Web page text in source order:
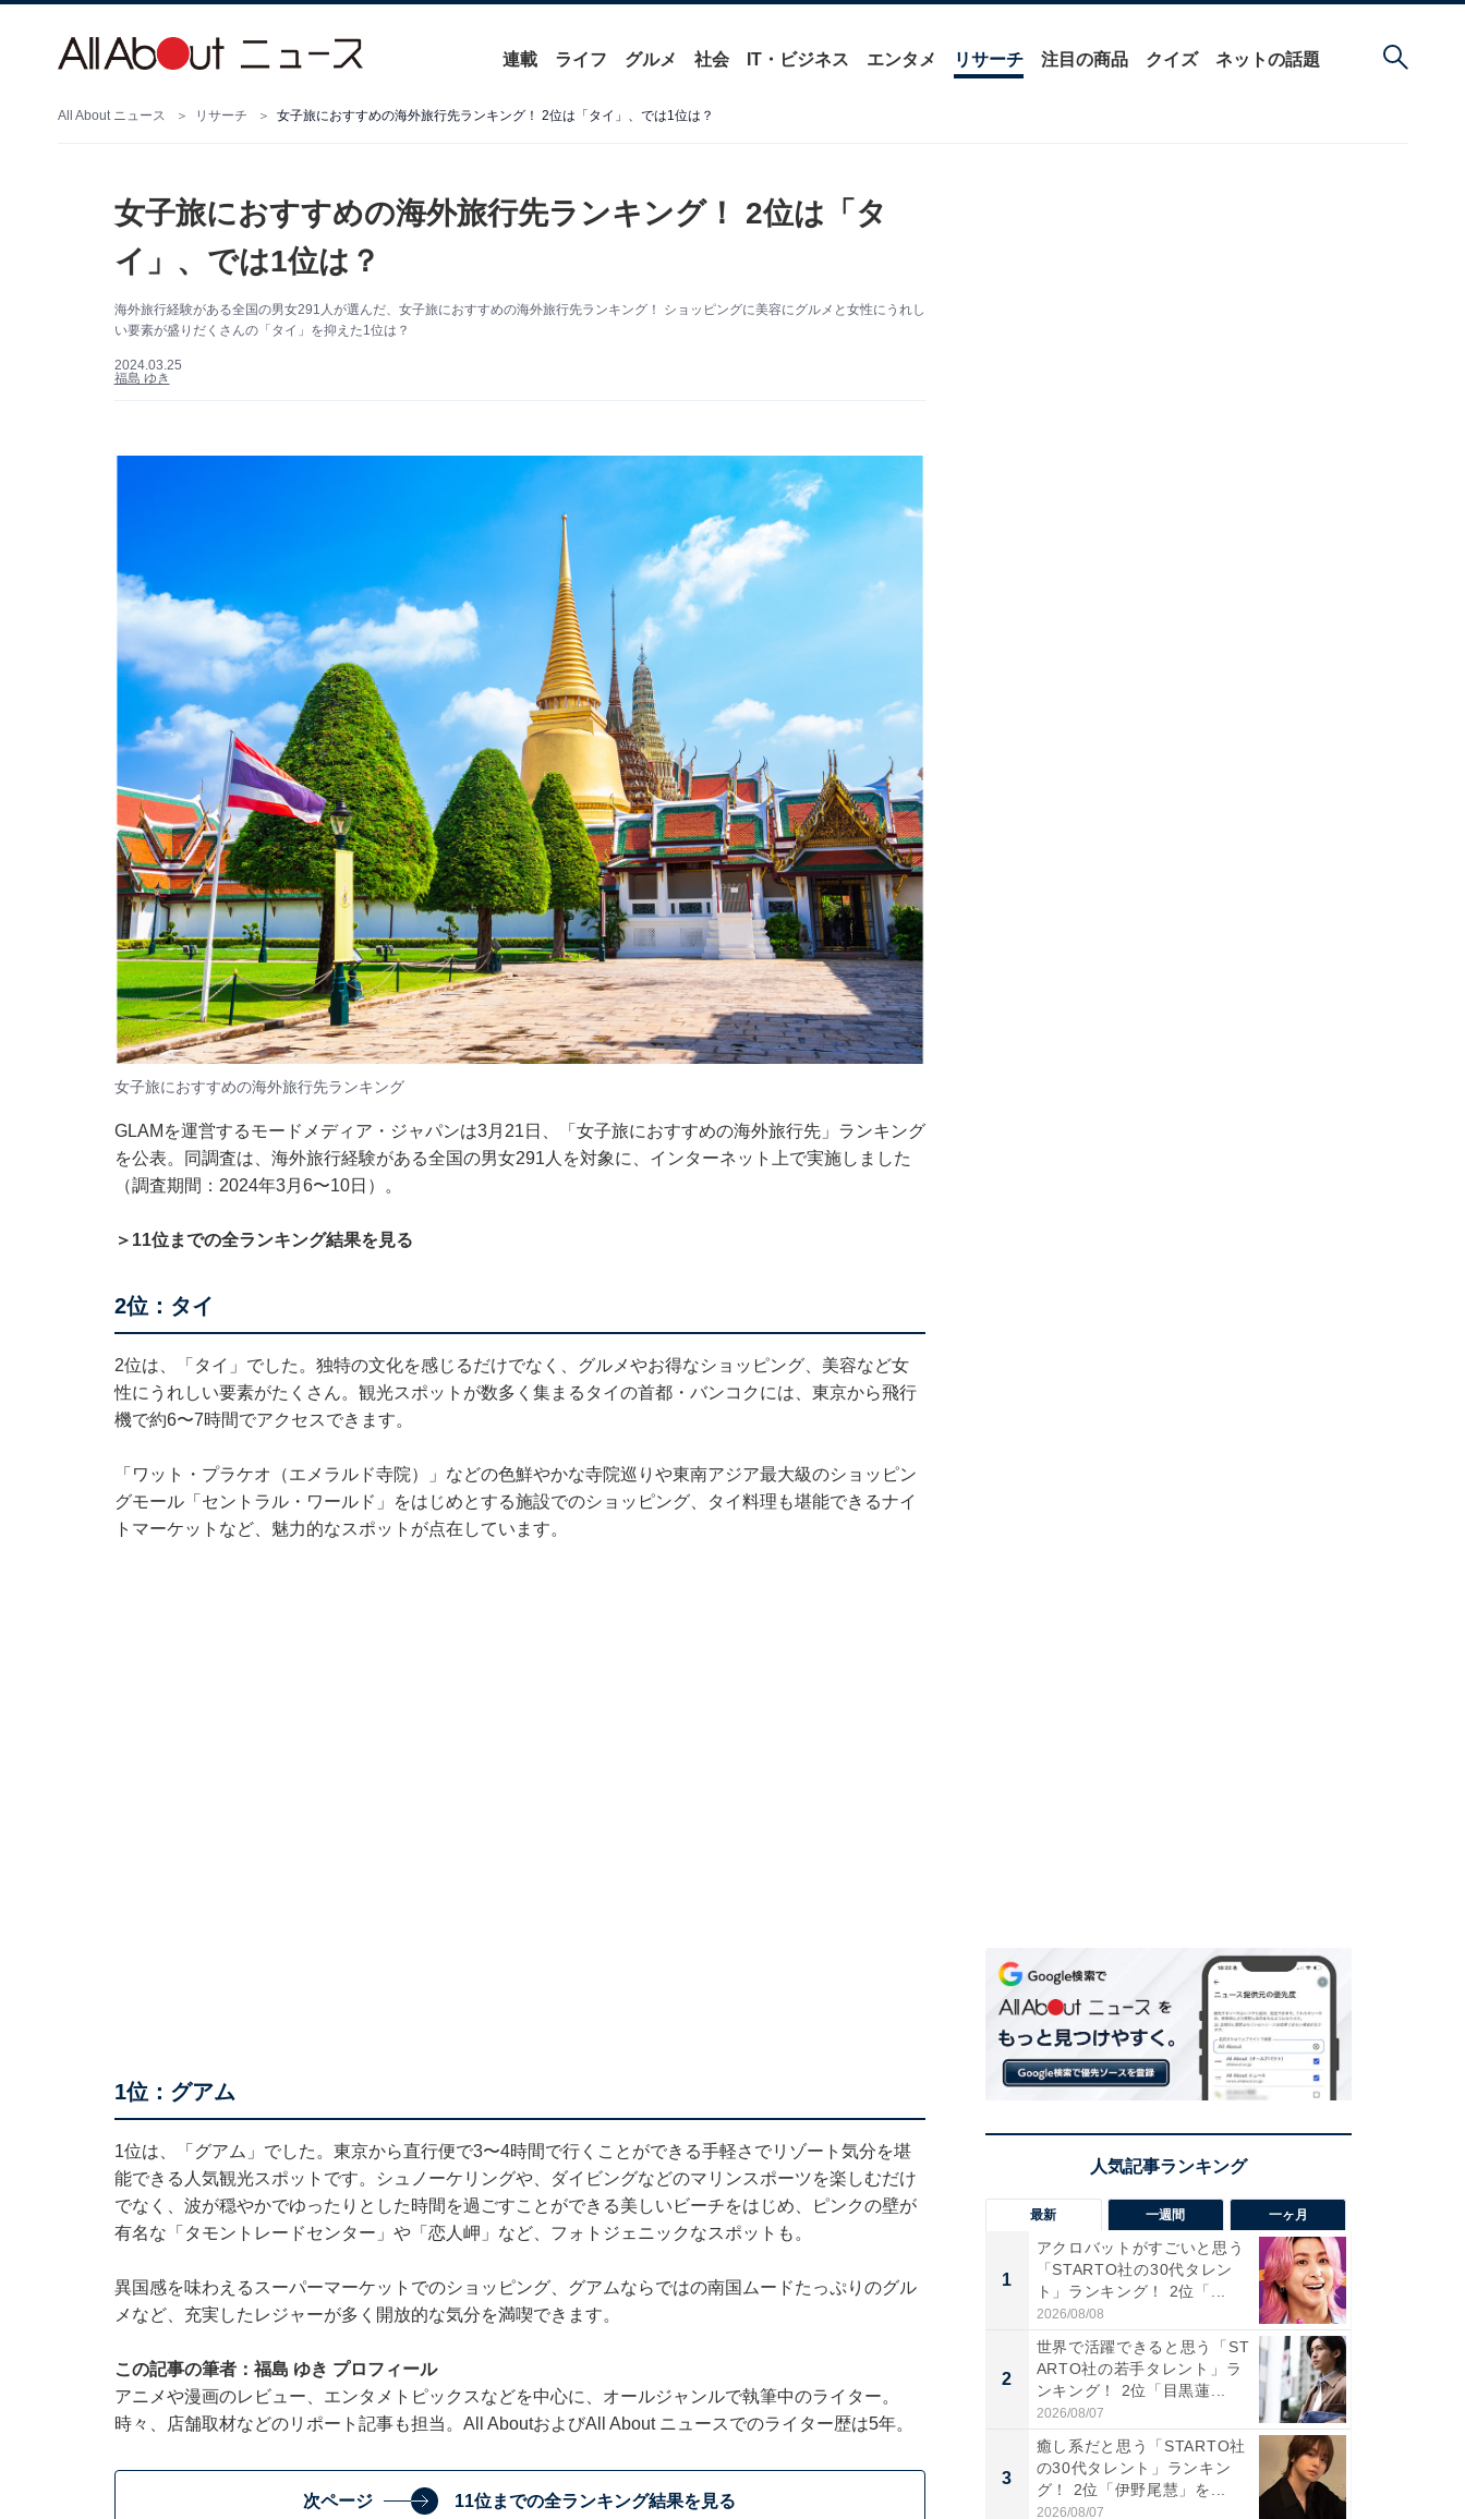
連載 ライフ グルメ 社会 IT・ビジネス エンタメ リサーチ 注目の商品 クイズ ネットの話題
All About ニュース リサーチ 女子旅におすすめの海外旅行先ランキング！ 2位は「タイ」、では1位は？
女子旅におすすめの海外旅行先ランキング！ 2位は「タ
イ」、では1位は？
海外旅行経験がある全国の男女291人が選んだ、女子旅におすすめの海外旅行先ランキング！ ショッピングに美容にグルメと女性にうれし
い要素が盛りだくさんの「タイ」を抑えた1位は？
2024.03.25
福島 ゆき
女子旅におすすめの海外旅行先ランキング
GLAMを運営するモードメディア・ジャパンは3月21日、「女子旅におすすめの海外旅行先」ランキング
を公表。同調査は、海外旅行経験がある全国の男女291人を対象に、インターネット上で実施しました
（調査期間：2024年3月6〜10日）。
＞11位までの全ランキング結果を見る
2位：タイ
2位は、「タイ」でした。独特の文化を感じるだけでなく、グルメやお得なショッピング、美容など女
性にうれしい要素がたくさん。観光スポットが数多く集まるタイの首都・バンコクには、東京から飛行
機で約6〜7時間でアクセスできます。
「ワット・プラケオ（エメラルド寺院）」などの色鮮やかな寺院巡りや東南アジア最大級のショッピン
グモール「セントラル・ワールド」をはじめとする施設でのショッピング、タイ料理も堪能できるナイ
トマーケットなど、魅力的なスポットが点在しています。
1位：グアム
1位は、「グアム」でした。東京から直行便で3〜4時間で行くことができる手軽さでリゾート気分を堪
能できる人気観光スポットです。シュノーケリングや、ダイビングなどのマリンスポーツを楽しむだけ
でなく、波が穏やかでゆったりとした時間を過ごすことができる美しいビーチをはじめ、ピンクの壁が
有名な「タモントレードセンター」や「恋人岬」など、フォトジェニックなスポットも。
異国感を味わえるスーパーマーケットでのショッピング、グアムならではの南国ムードたっぷりのグル
メなど、充実したレジャーが多く開放的な気分を満喫できます。
この記事の筆者：福島 ゆき プロフィール
アニメや漫画のレビュー、エンタメトピックスなどを中心に、オールジャンルで執筆中のライター。
時々、店舗取材などのリポート記事も担当。All AboutおよびAll About ニュースでのライター歴は5年。
次ページ 11位までの全ランキング結果を見る
最新 一週間 一ヶ月
1
アクロバットがすごいと思う
「STARTO社の30代タレン
ト」ランキング！ 2位「...
2026/08/08
2
世界で活躍できると思う「ST
ARTO社の若手タレント」ラ
ンキング！ 2位「目黒蓮...
2026/08/07
3
癒し系だと思う「STARTO社
の30代タレント」ランキン
グ！ 2位「伊野尾慧」を...
2026/08/07